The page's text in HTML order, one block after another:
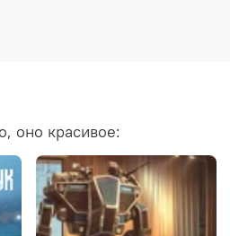
оно красивое: